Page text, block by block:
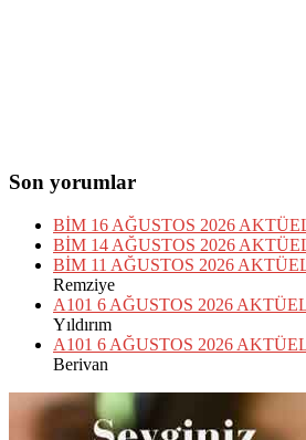
Son yorumlar
BİM 16 AĞUSTOS 2026
BİM 14 AĞUSTOS 2026
BİM 11 AĞUSTOS 2026
Remziye
A101 6 AĞUSTOS 2026
Yıldırım
A101 6 AĞUSTOS 2026
Berivan